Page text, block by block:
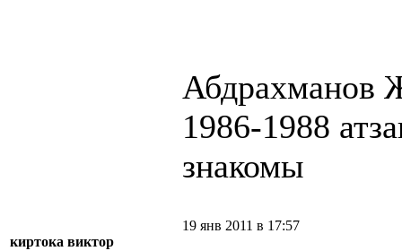
1986-1988
знакомы
киртока виктор
19 янв 2011 в 17:57